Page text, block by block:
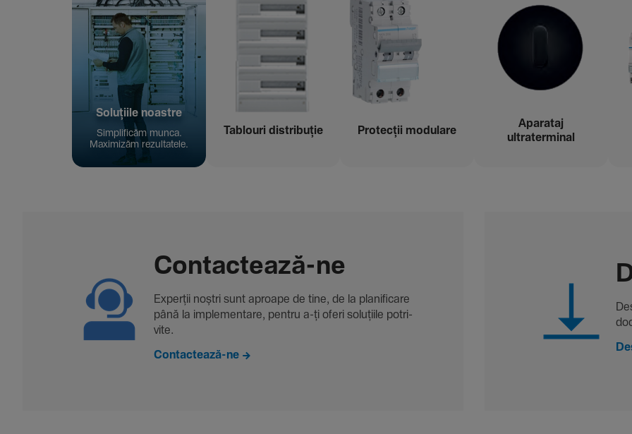
Solu­țiile noastre
Simpli­ficăm munca.
Maxi­mizăm rezul­ta­tele.
Tablouri distribuție Protecții modu­lare
Aparataj
ultraterminal
Contac­tează-ne
Experții noștri sunt aproape de tine, de la plani­fi­care
până la imple­men­tare, pentru a-ți oferi solu­țiile potri­
vite.
Contactează-ne